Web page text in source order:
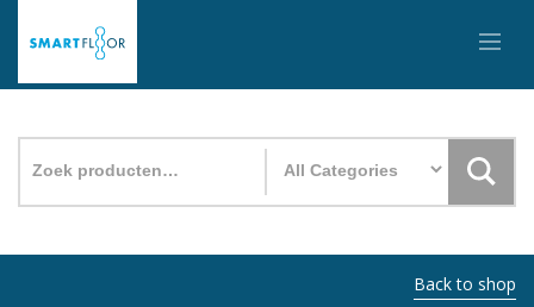
naar:
Back to shop